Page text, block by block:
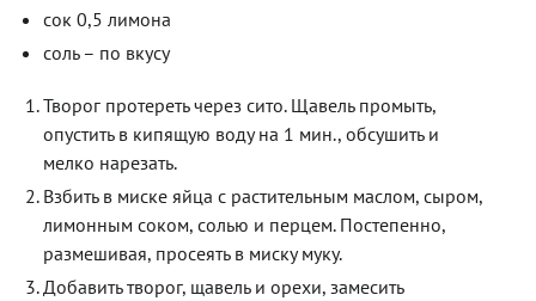
сок 0,5 лимона
соль – по вкусу
Творог протереть через сито. Щавель промыть,
опустить в кипящую воду на 1 мин., обсушить и
мелко нарезать.
Взбить в миске яйца с растительным маслом, сыром,
лимонным соком, солью и перцем. Постепенно,
размешивая, просеять в миску муку.
Добавить творог, щавель и орехи, замесить